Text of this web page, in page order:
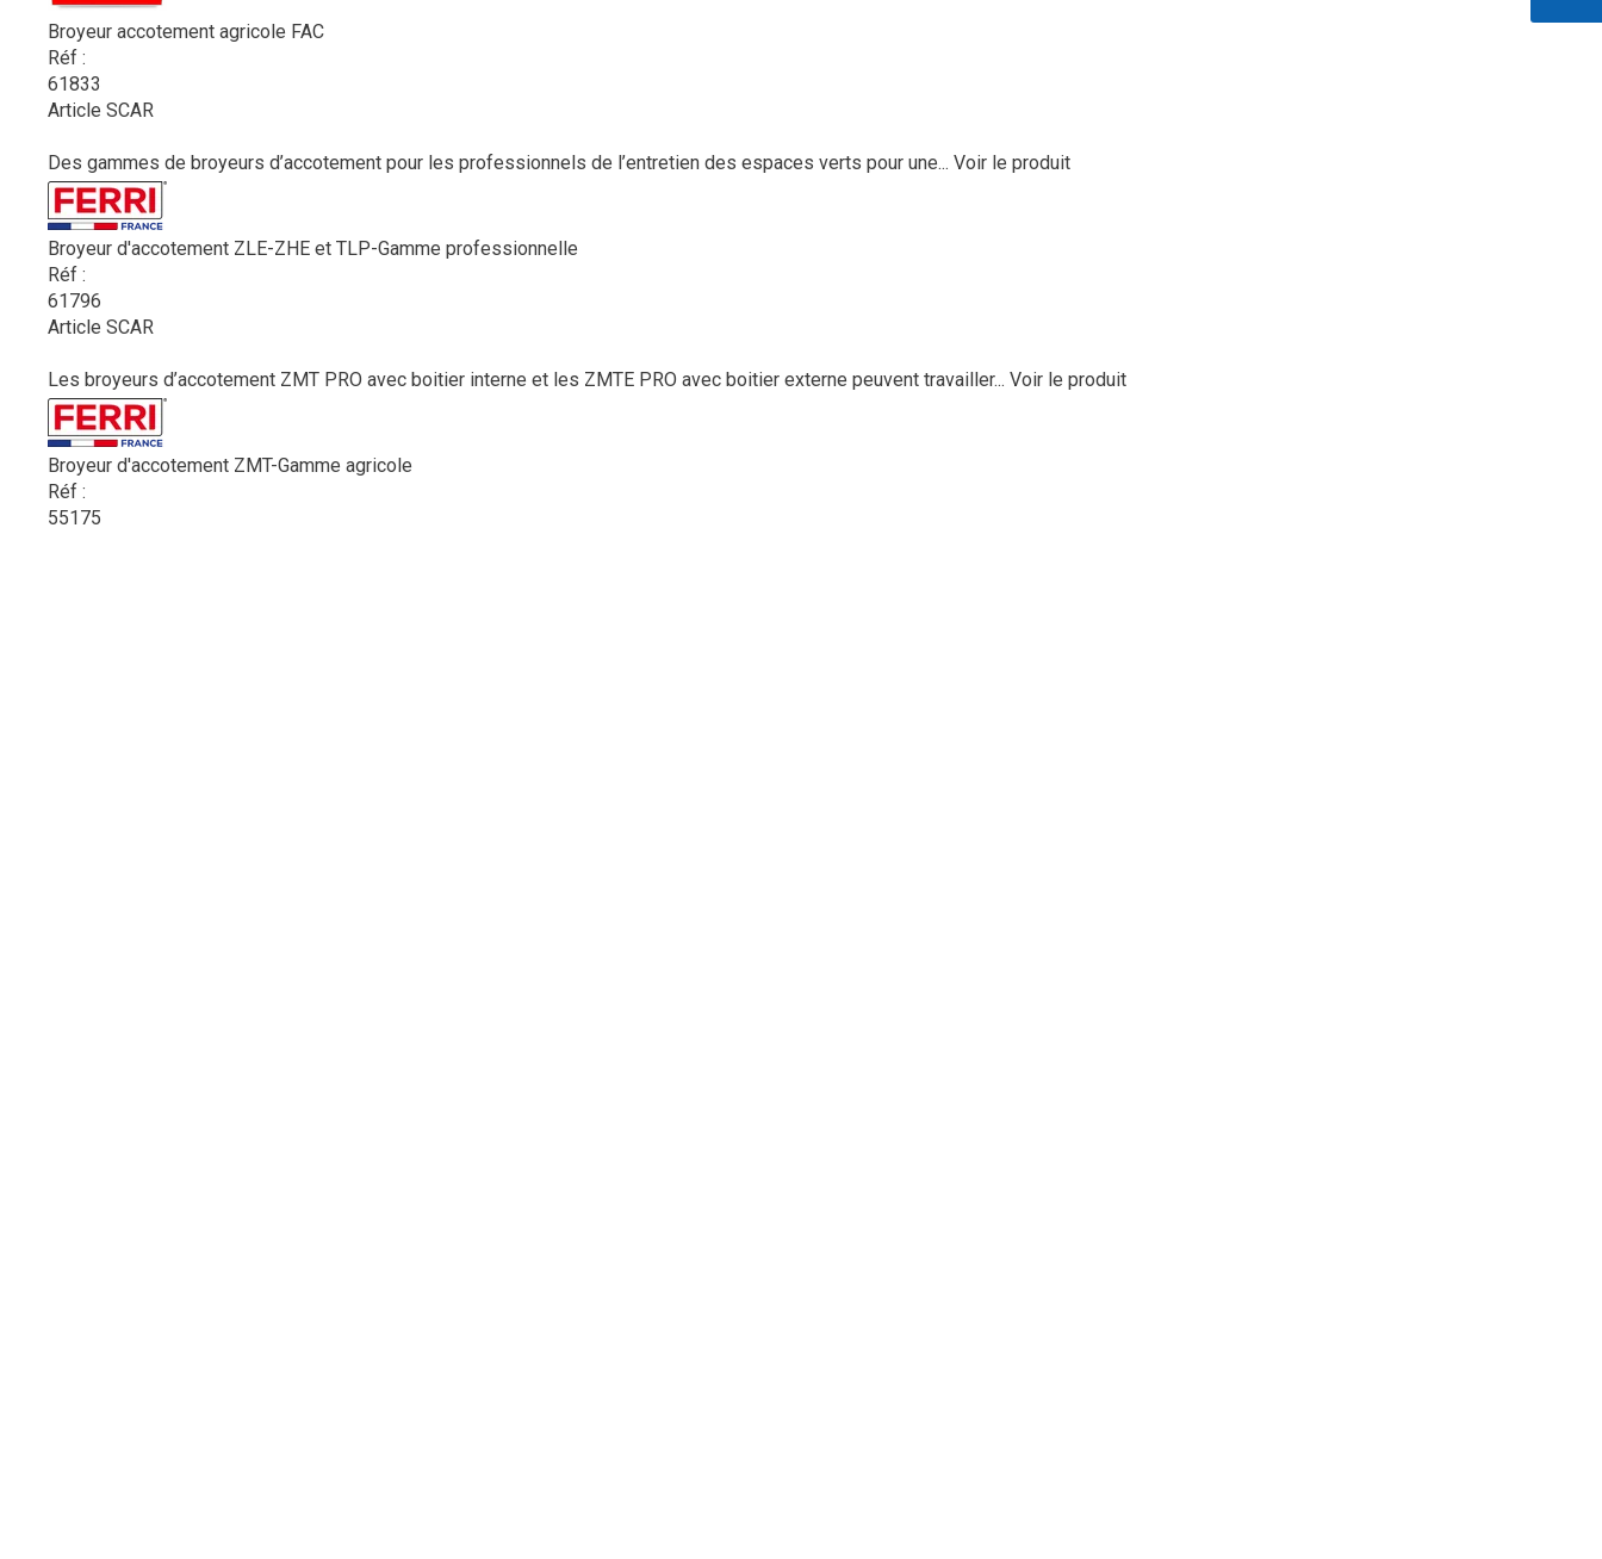
Broyeur accotement agricole FAC
Réf :
61833
Article SCAR
Des gammes de broyeurs d’accotement pour les professionnels de l’entretien des espaces verts pour une... Voir le produit
Broyeur d'accotement ZLE-ZHE et TLP-Gamme professionnelle
Réf :
61796
Article SCAR
Les broyeurs d’accotement ZMT PRO avec boitier interne et les ZMTE PRO avec boitier externe peuvent travailler... Voir le produit
Broyeur d'accotement ZMT-Gamme agricole
Réf :
55175